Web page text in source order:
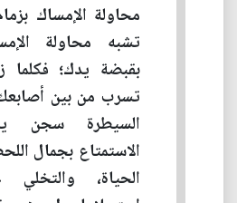
محاولة الإمساك
تشبه محاولة
بقبضة يدك؛
تسرب من بين
السيطرة سجن
الاستمتاع بجمال
الحياة،